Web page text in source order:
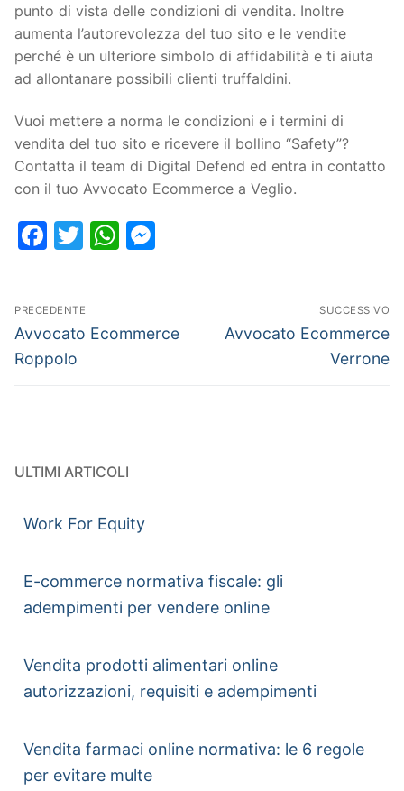
punto di vista delle condizioni di vendita. Inoltre
aumenta l’autorevolezza del tuo sito e le vendite
perché è un ulteriore simbolo di affidabilità e ti aiuta
ad allontanare possibili clienti truffaldini.
Vuoi mettere a norma le condizioni e i termini di
vendita del tuo sito e ricevere il bollino “Safety”?
Contatta il team di Digital Defend ed entra in contatto
con il tuo Avvocato Ecommerce a Veglio.
Facebook
TwitterWhatsApp
PRECEDENTE
Avvocato Ecommerce
Roppolo
SUCCESSIVO
Avvocato Ecommerce
Verrone
ULTIMI ARTICOLI
Work For Equity
E-commerce normativa fiscale: gli
adempimenti per vendere online
Vendita prodotti alimentari online
autorizzazioni, requisiti e adempimenti
Vendita farmaci online normativa: le 6 regole
per evitare multe